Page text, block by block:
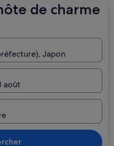
de charme
Japon
août